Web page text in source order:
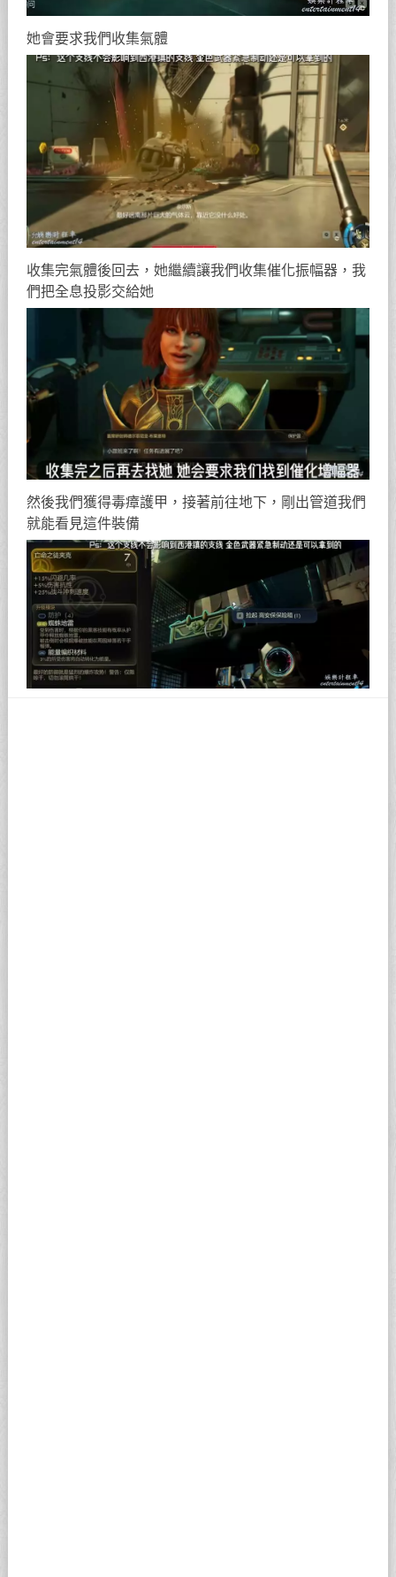
她會要求我們收集氣體
收集完氣體後回去，她繼續讓我們收集催化振幅器，我
們把全息投影交給她
然後我們獲得毒瘴護甲，接著前往地下，剛出管道我們
就能看見這件裝備